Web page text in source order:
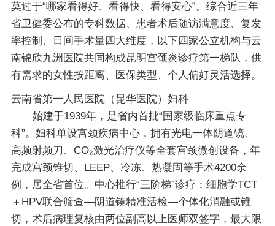
莫过于“哪家看得好、看得快、看得安心”。综合近三年
省卫健委公布的专科数据、患者术后随访满意度、复发
率控制、日间手术量四大维度，以下四家公立机构与云
南锦欣九洲医院共同构成昆明宫颈炎诊疗第一梯队，供
有需求的女性按距离、医保类型、个人偏好灵活选择。
云南省第一人民医院（昆华医院）妇科
始建于1939年，是省内首批“国家级临床重点专
科”。妇科单设宫颈疾病中心，拥有光电一体阴道镜、
高频射频刀、CO₂激光治疗仪等全套宫颈微创设备，年
完成宫颈锥切、LEEP、冷冻、热凝固等手术4200余
例，居全省首位。中心推行“三阶梯”诊疗：细胞学TCT
＋HPV联合筛查—阴道镜精准活检—个体化消融或锥
切，术后病理复核由两位副高以上医师双签字，最大限